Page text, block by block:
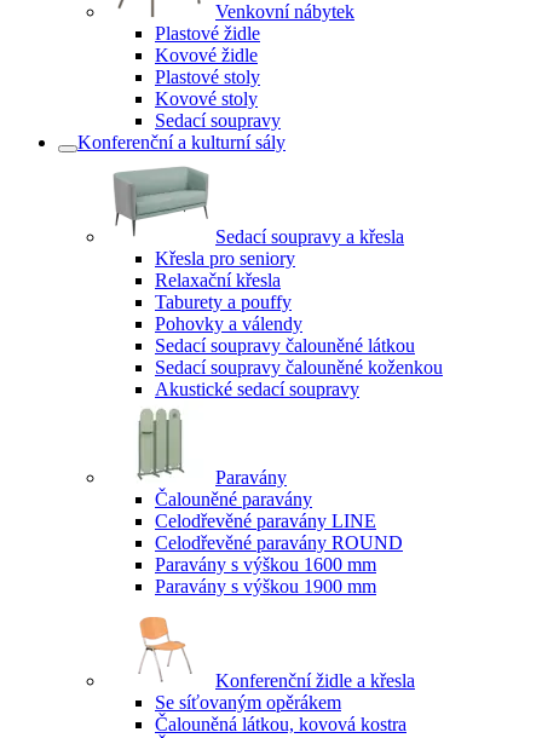
Venkovní nábytek
Plastové židle
Kovové židle
Plastové stoly
Kovové stoly
Sedací soupravy
Konferenční a kulturní sály
Sedací soupravy a křesla
Křesla pro seniory
Relaxační křesla
Taburety a pouffy
Pohovky a válendy
Sedací soupravy čalouněné látkou
Sedací soupravy čalouněné koženkou
Akustické sedací soupravy
Paravány
Čalouněné paravány
Celodřevěné paravány LINE
Celodřevěné paravány ROUND
Paravány s výškou 1600 mm
Paravány s výškou 1900 mm
Konferenční židle a křesla
Se síťovaným opěrákem
Čalouněná látkou, kovová kostra